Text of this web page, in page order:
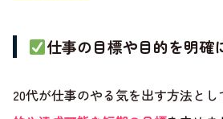
仕事の目標や目的を明確
20代が仕事のやる気を出す方法とし